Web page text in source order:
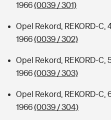
1966(0039 / 301)
Opel Rekord, REKORD-C,
1966(0039 / 302)
Opel Rekord, REKORD-C,
1966(0039 / 303)
Opel Rekord, REKORD-C,
1966(0039 / 304)